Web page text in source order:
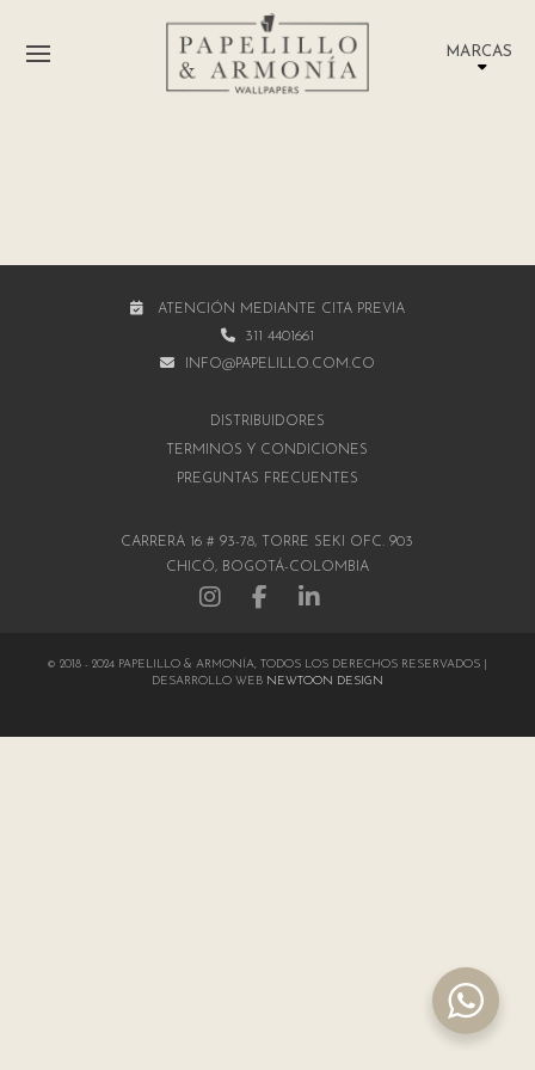
MARCAS
ATENCIÓN MEDIANTE CITA PREVIA
311 4401661
INFO@PAPELILLO.COM.CO
DISTRIBUIDORES
TÉRMINOS Y CONDICIONES
PREGUNTAS FRECUENTES
CARRERA 16 # 93-78, TORRE SEKI OFC. 903
CHICÓ, BOGOTÁ-COLOMBIA
© 2018 - 2024 PAPELILLO & ARMONÍA, TODOS LOS DERECHOS RESERVADOS |
DESARROLLO WEB NEWTOON DESIGN